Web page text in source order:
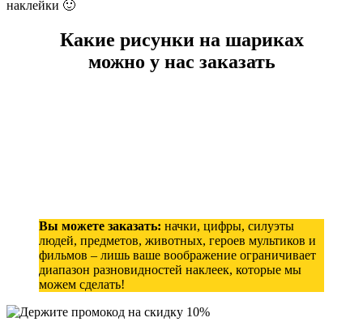
наклейки 🙂
Какие рисунки на шариках
можно у нас заказать
Вы можете заказать: начки, цифры, силуэты
людей, предметов, животных, героев мультиков и
фильмов – лишь ваше воображение ограничивает
диапазон разновидностей наклеек, которые мы
можем сделать!